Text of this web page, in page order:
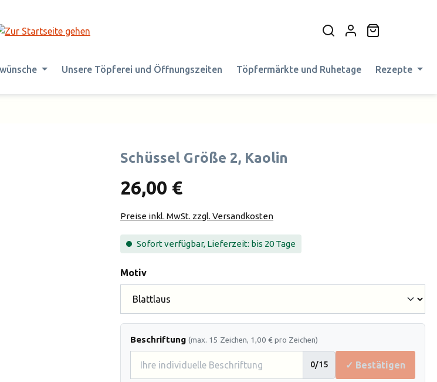
Unsere Töpferei und Öffnungszeiten Töpfermärkte und Ruhetage Rezepte
Schüssel Größe 2, Kaolin
26,00 €
Preise inkl. MwSt. zzgl. Versandkosten
Sofort verfügbar, Lieferzeit: bis 20 Tage
Motivauswählen
Beschriftung (max. 15 Zeichen, 1,00 € pro Zeichen)
0/15 ✓ Bestätigen